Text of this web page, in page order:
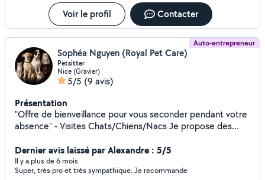
Voir le profil Contacter
Auto-entrepreneur
Sophéa Nguyen (Royal Pet Care)
Petsitter
Nice (Gravier)
5/5 (9 avis)
Présentation
"Offre de bienveillance pour vous seconder pendant votre
absence" - Visites Chats/Chiens/Nacs Je propose des
poils. Week-end, Vacances, Journées de travail intense, je
m'adapte en fonction de votre emploi du temps. Une
première rencontre peut-être effectuée avec remise de
Dernier avis laissé par Alexandre : 5/5
Il y a plus de 6 mois
Super, très pro et très sympathique. Je recommande